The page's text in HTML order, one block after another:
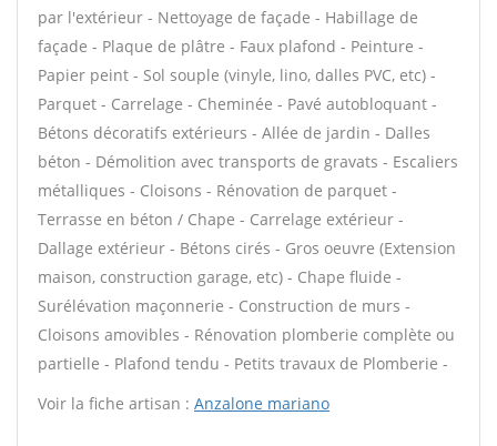
par l'extérieur - Nettoyage de façade - Habillage de
façade - Plaque de plâtre - Faux plafond - Peinture -
Papier peint - Sol souple (vinyle, lino, dalles PVC, etc) -
Parquet - Carrelage - Cheminée - Pavé autobloquant -
Bétons décoratifs extérieurs - Allée de jardin - Dalles
béton - Démolition avec transports de gravats - Escaliers
métalliques - Cloisons - Rénovation de parquet -
Terrasse en béton / Chape - Carrelage extérieur -
Dallage extérieur - Bétons cirés - Gros oeuvre (Extension
maison, construction garage, etc) - Chape fluide -
Surélévation maçonnerie - Construction de murs -
Cloisons amovibles - Rénovation plomberie complète ou
partielle - Plafond tendu - Petits travaux de Plomberie -
Voir la fiche artisan : Anzalone mariano